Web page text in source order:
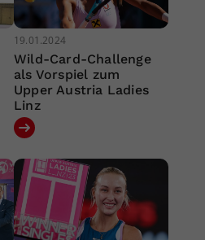
19.01.2024
Wild-Card-Challenge
als Vorspiel zum
Upper Austria Ladies
Linz